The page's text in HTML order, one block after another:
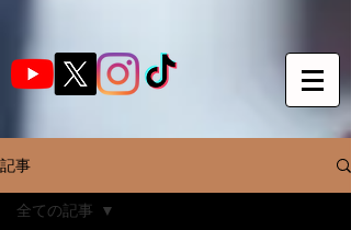
記事
全ての記事